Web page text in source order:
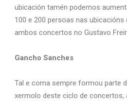
ubicación tamén podemos
100 e 200 persoas nas ubicacións
ambos concertos no Gustavo
Gancho Sanches
Tal e coma sempre formou parte
xermolo deste ciclo de concertos,